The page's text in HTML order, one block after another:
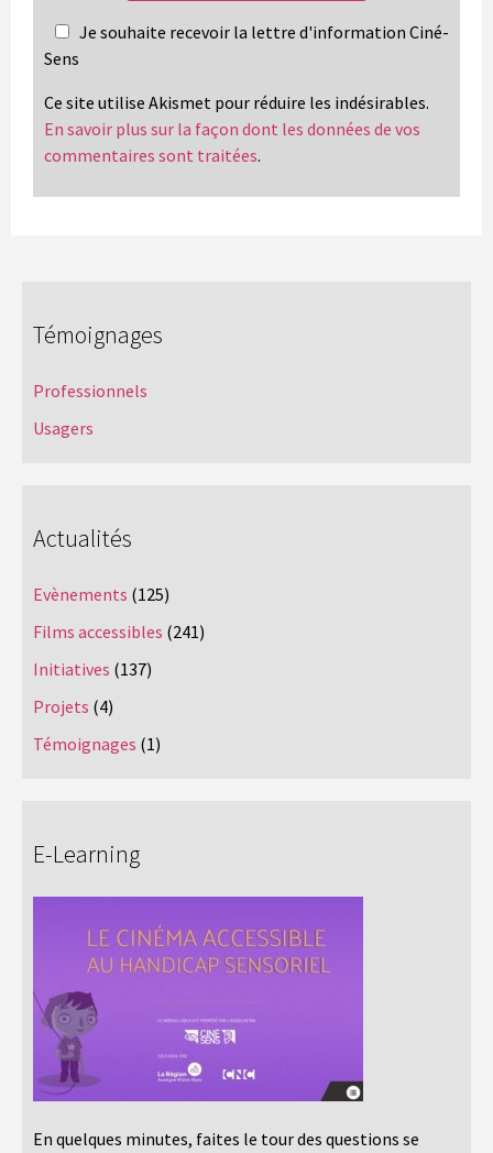
Je souhaite recevoir la lettre d'information Ciné-
Sens
Ce site utilise Akismet pour réduire les indésirables.
En savoir plus sur la façon dont les données de vos
commentaires sont traitées.
Témoignages
Professionnels
Usagers
Actualités
Evènements (125)
Films accessibles (241)
Initiatives (137)
Projets (4)
Témoignages (1)
E-Learning
En quelques minutes, faites le tour des questions se